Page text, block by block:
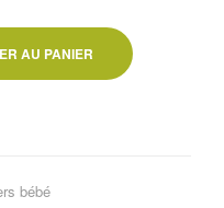
AU PANIER
bébé